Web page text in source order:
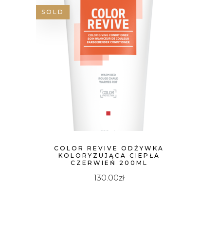
SOLD
COLOR REVIVE ODŻYWKA
KOLORYZUJĄCA CIEPŁA
CZERWIEŃ 200ML
130.00zł